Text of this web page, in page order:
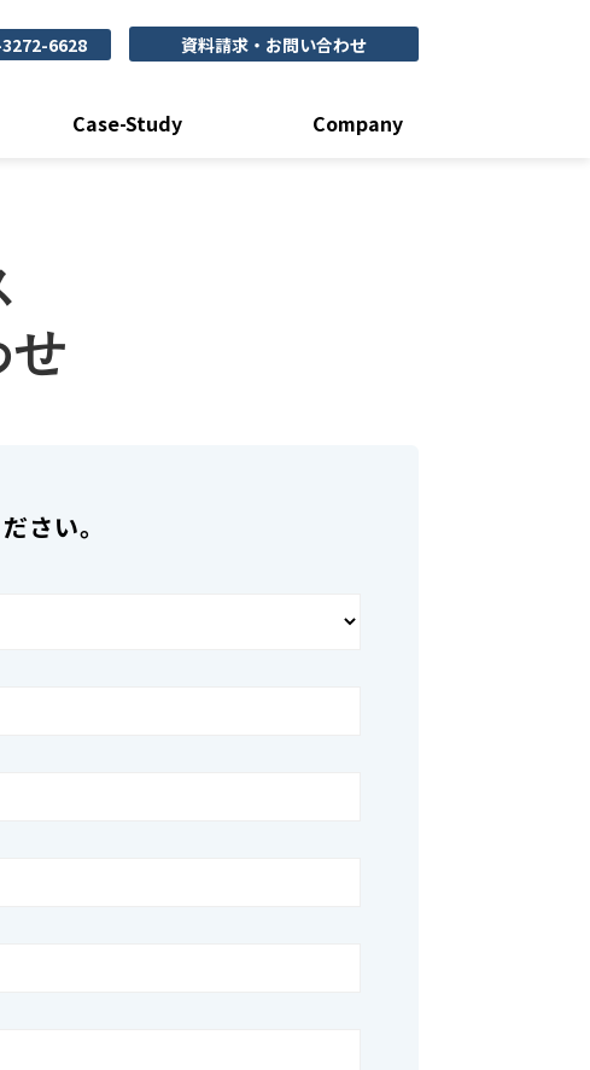
6628 資料請求・お問い合わせ
Case-Study Company
せ
さい。